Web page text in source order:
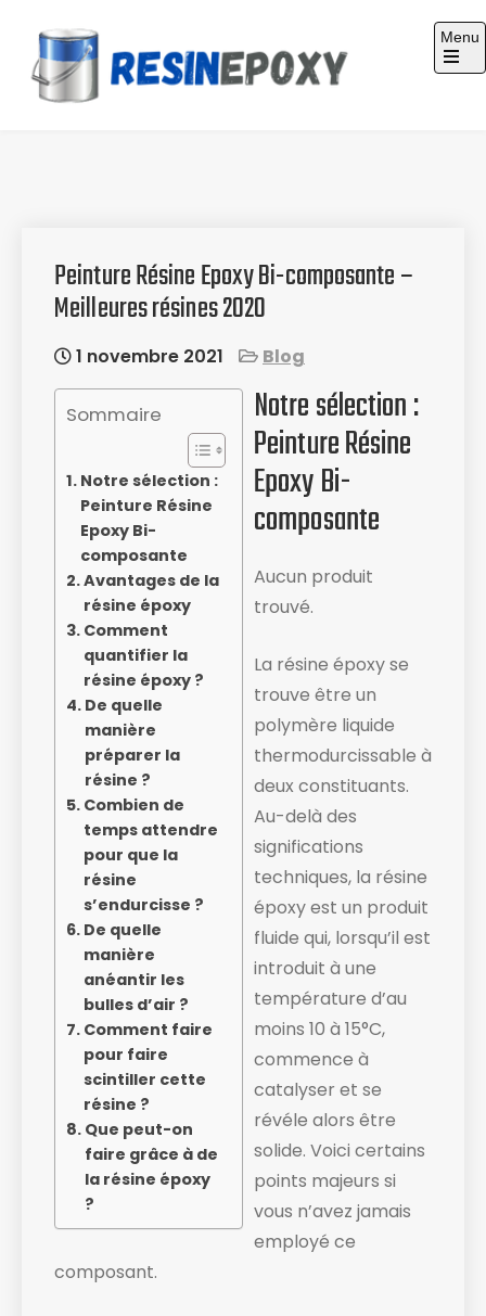
content
Menu
Peinture Résine Epoxy Bi-composante –
Meilleures résines 2020
1 novembre 2021 Blog
Sommaire
Notre sélection :
Peinture Résine
Epoxy Bi-
composante
Avantages de la
résine époxy
Comment
quantifier la
résine époxy ?
De quelle
manière
préparer la
résine ?
Combien de
temps attendre
pour que la
résine
s’endurcisse ?
De quelle
manière
anéantir les
bulles d’air ?
Comment faire
pour faire
scintiller cette
résine ?
Que peut-on
faire grâce à de
la résine époxy
?
Notre sélection :
Peinture Résine
Epoxy Bi-
composante
Aucun produit
trouvé.
La résine époxy se
trouve être un
polymère liquide
thermodurcissable à
deux constituants.
Au-delà des
significations
techniques, la résine
époxy est un produit
fluide ​qui, lorsqu’il est
introduit à une
température d’au
moins 10 à 15°C,
commence à
catalyser et se
révéle alors être
solide. ​Voici certains
points majeurs si
vous n’avez jamais
employé ce
composant.